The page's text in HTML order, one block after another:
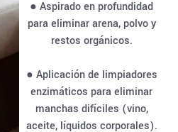
● Aspirado en profundidad
para eliminar arena, polvo y
restos orgánicos.
● Aplicación de limpiadores
enzimáticos para eliminar
manchas difíciles (vino,
aceite, líquidos corporales).